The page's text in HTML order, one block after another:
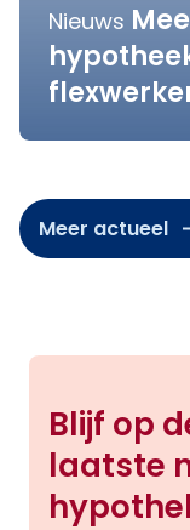
Nieuws
Meer actueel
Blijf op
laatste